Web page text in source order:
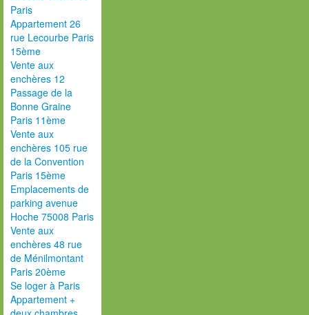
Paris
Appartement 26
rue Lecourbe Paris
15ème
Vente aux
enchères 12
Passage de la
Bonne Graine
Paris 11ème
Vente aux
enchères 105 rue
de la Convention
Paris 15ème
Emplacements de
parking avenue
Hoche 75008 Paris
Vente aux
enchères 48 rue
de Ménilmontant
Paris 20ème
Se loger à Paris
Appartement +